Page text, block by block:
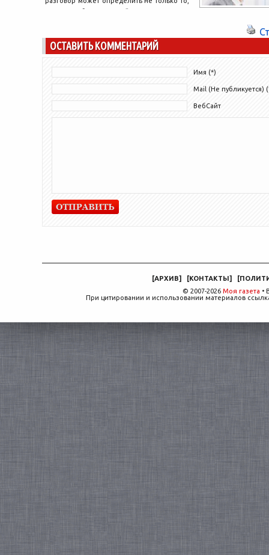
насколько быстро он найдет новую...
ОСТАВИТЬ КОММЕНТАРИЙ
Имя (*)
Mail (Не публикуется)
ВебСайт
[АРХИВ] [КОНТАКТЫ] [
© 2007-2026 Моя газета •
При цитировании и использовании материалов